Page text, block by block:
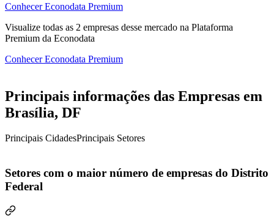
Conhecer Econodata Premium
Visualize todas as 2 empresas desse mercado na Plataforma
Premium da Econodata
Conhecer Econodata Premium
Principais informações das Empresas em
Brasília, DF
Principais CidadesPrincipais Setores
Setores com o maior número de empresas do Distrito
Federal